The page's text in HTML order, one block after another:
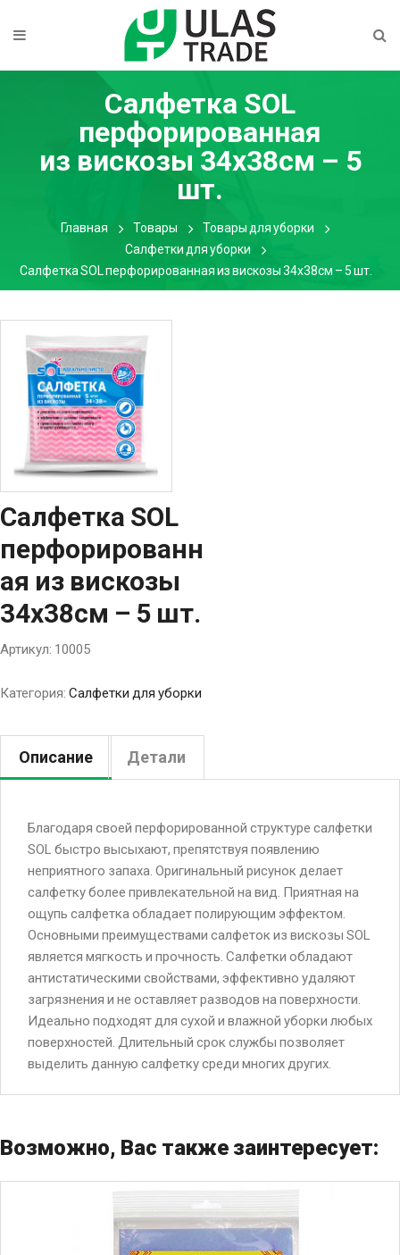
Салфетка SOL
перфорированная
из вискозы 34х38см – 5
шт.
Главная Товары
Товары для уборки
Салфетки для уборки
Салфетка SOL перфорированная из вискозы 34х38см – 5 шт.
Салфетка SOL
перфорированн
ая из вискозы
34х38см – 5 шт.
Артикул: 10005
Категория: Салфетки для уборки
Описание Детали
Благодаря своей перфорированной структуре салфетки
SOL быстро высыхают, препятствуя появлению
неприятного запаха. Оригинальный рисунок делает
салфетку более привлекательной на вид. Приятная на
ощупь салфетка обладает полирующим эффектом.
Основными преимуществами салфеток из вискозы SOL
является мягкость и прочность. Салфетки обладают
антистатическими свойствами, эффективно удаляют
загрязнения и не оставляет разводов на поверхности.
Идеально подходят для сухой и влажной уборки любых
поверхностей. Длительный срок службы позволяет
выделить данную салфетку среди многих других.
Возможно, Вас также заинтересует: